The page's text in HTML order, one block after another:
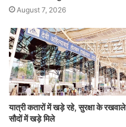
August 7, 2026
यात्री कतारों में खड़े रहे, सुरक्षा के रखवाले
सौदों में खड़े मिले